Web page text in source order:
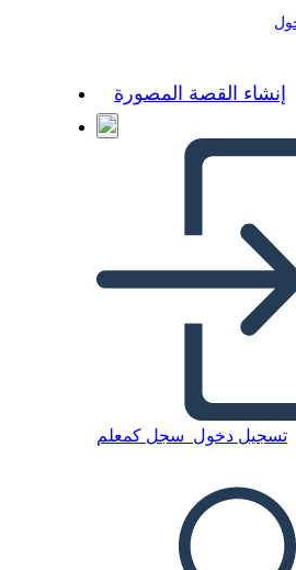
إنشاء القصة المصورة
تسجيل دخول سجل كمعلم
ماكبث مخطط